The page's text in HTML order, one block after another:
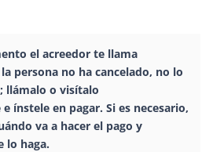
el acreedor te llama
persona no ha cancelado, no lo
llámalo o visítalo
ínstele en pagar. Si es necesario,
va a hacer el pago y
lo haga.